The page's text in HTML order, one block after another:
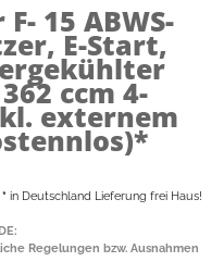
15 ABWS-
E-Start,
ccm 4-
externem
* in Deutschland Lieferung frei Haus!
Regelungen bzw. Ausnahmen